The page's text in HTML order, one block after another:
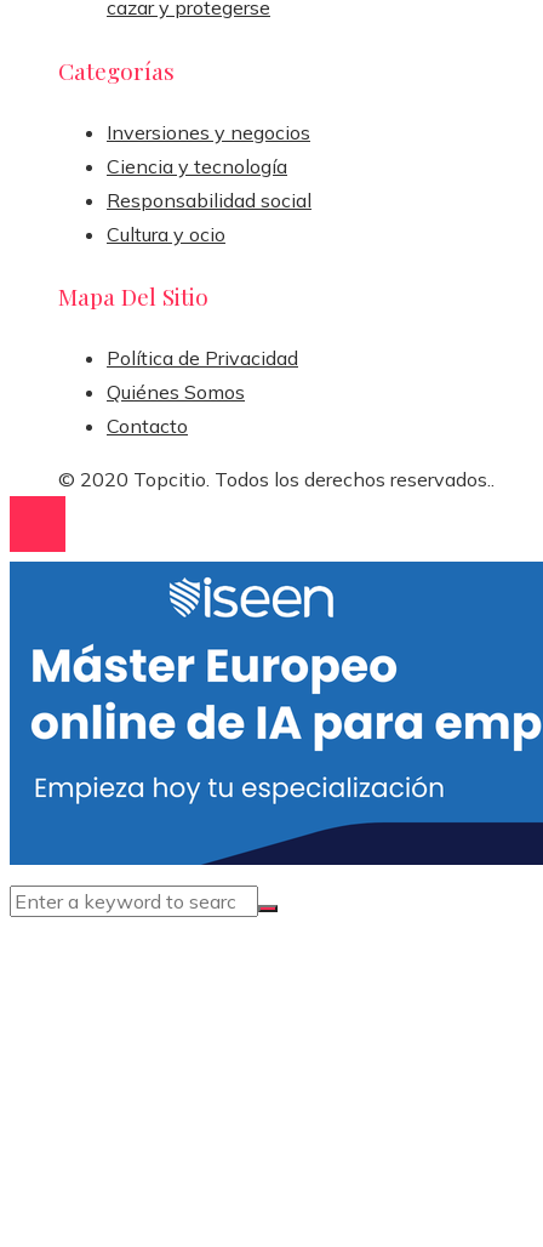
cazar y protegerse
Categorías
Inversiones y negocios
Ciencia y tecnología
Responsabilidad social
Cultura y ocio
Mapa Del Sitio
Política de Privacidad
Quiénes Somos
Contacto
© 2020 Topcitio. Todos los derechos reservados..